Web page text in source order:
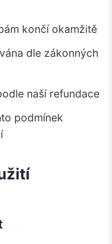
končí okamžitě
dle zákonných
naší refundace
podmínek